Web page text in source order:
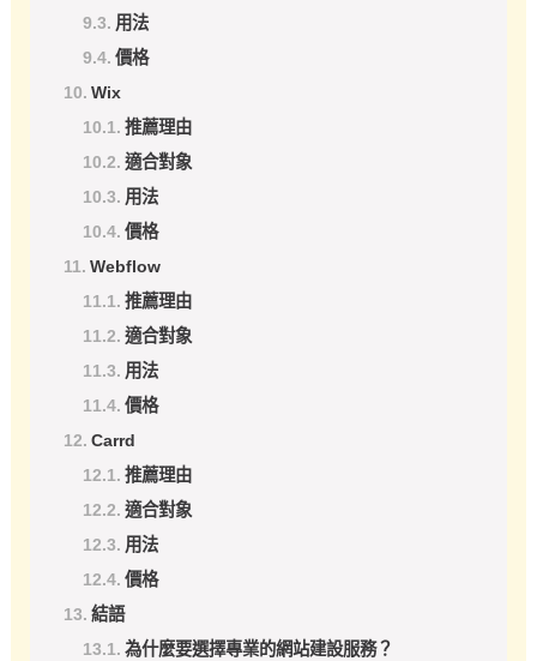
用法
價格
Wix
推薦理由
適合對象
用法
價格
Webflow
推薦理由
適合對象
用法
價格
Carrd
推薦理由
適合對象
用法
價格
結語
為什麼要選擇專業的網站建設服務？